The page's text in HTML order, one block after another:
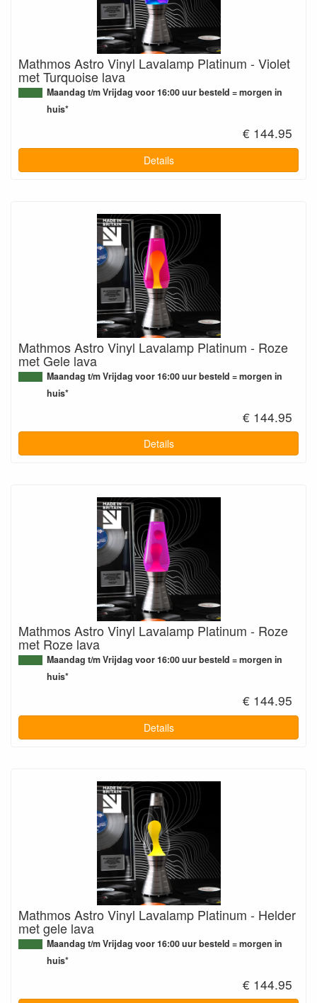
Mathmos Astro Vinyl Lavalamp Platinum - Violet
met Turquoise lava
Maandag t/m Vrijdag voor 16:00 uur besteld = morgen in
huis*
€ 144.95
Details
Mathmos Astro Vinyl Lavalamp Platinum - Roze
met Gele lava
Maandag t/m Vrijdag voor 16:00 uur besteld = morgen in
huis*
€ 144.95
Details
Mathmos Astro Vinyl Lavalamp Platinum - Roze
met Roze lava
Maandag t/m Vrijdag voor 16:00 uur besteld = morgen in
huis*
€ 144.95
Details
Mathmos Astro Vinyl Lavalamp Platinum - Helder
met gele lava
Maandag t/m Vrijdag voor 16:00 uur besteld = morgen in
huis*
€ 144.95